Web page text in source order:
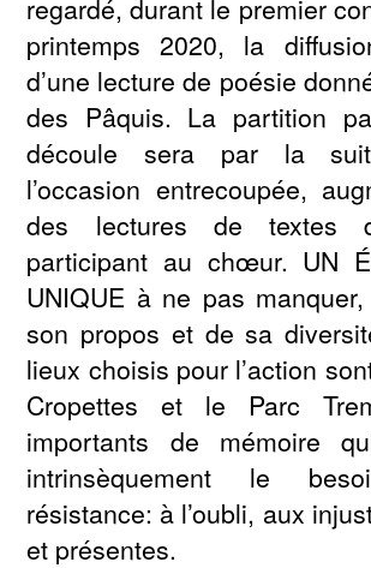
regardé, durant le premier
printemps 2020, la
d’une lecture de poésie
des Pâquis. La partition
découle sera par la
l’occasion entrecoupée,
des lectures de textes
participant au chœur. UN
UNIQUE à ne pas
son propos et de sa
lieux choisis pour l’action
Cropettes et le Parc
importants de mémoire
intrinsèquement le
résistance: à l’oubli, aux
et présentes.